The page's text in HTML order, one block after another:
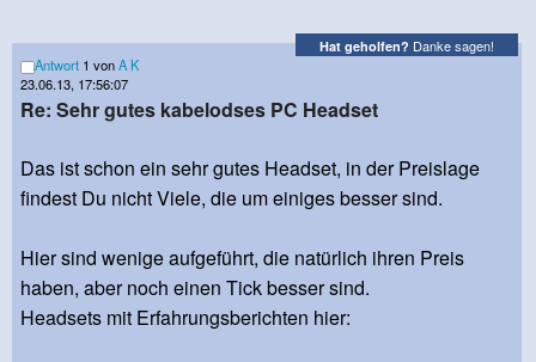
Hat geholfen? Danke sagen!
Antwort 1 vonA K
23.06.13, 17:56:07
Re: Sehr gutes kabelodses PC Headset
Das ist schon ein sehr gutes Headset, in der Preislage
findest Du nicht Viele, die um einiges besser sind.
Hier sind wenige aufgeführt, die natürlich ihren Preis
haben, aber noch einen Tick besser sind.
Headsets mit Erfahrungsberichten hier: